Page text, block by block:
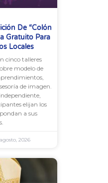
De “Colón
Gratuito Para
Locales
cinco talleres
modelo de
de imagen.
elijan los
a sus
2026